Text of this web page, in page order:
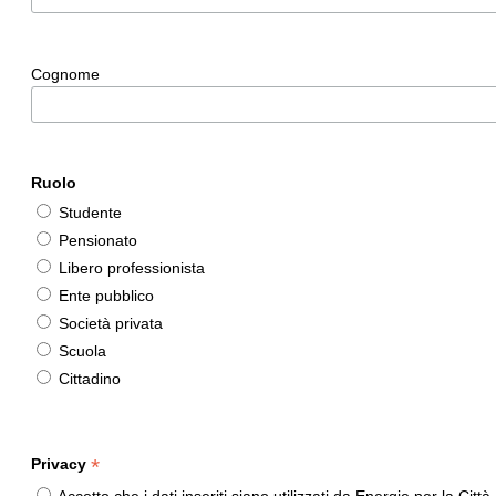
Cognome
Ruolo
Studente
Pensionato
Libero professionista
Ente pubblico
Società privata
Scuola
Cittadino
Privacy *